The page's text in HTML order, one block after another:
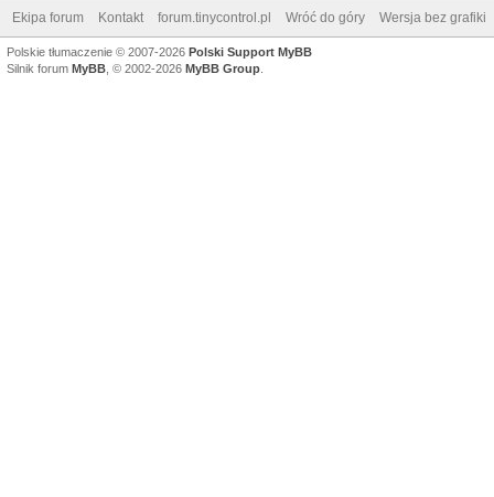
Ekipa forum Kontakt forum.tinycontrol.pl Wróć do góry Wersja bez grafiki
Polskie tłumaczenie © 2007-2026 Polski Support MyBB
Silnik forum MyBB , © 2002-2026 MyBB Group